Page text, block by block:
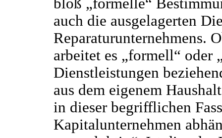
auch die ausgelagerten
Reparaturunternehmens.
arbeitet es „formell“
Dienstleistungen
aus dem eigenem
in dieser begrifflichen
Kapitalunternehmen